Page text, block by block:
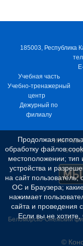
185003, Республика
Учебная часть
Учебно-тренажерный
центр
Дежурный по
филиалу
ИНН
Беломорско-Онежский
©
Продолжая
обработку файлов
местоположении; тип
устройства и
на сайт пользователь;
ОС и Браузера;
нажимает
сайта и проведения
Если вы не